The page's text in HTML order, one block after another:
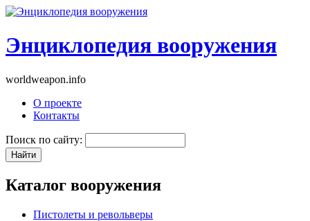
Энциклопедия вооружения
worldweapon.info
О проекте
Контакты
Поиск по сайту:
Каталог вооружения
Пистолеты и револьверы